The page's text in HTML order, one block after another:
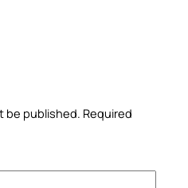
be published. Required